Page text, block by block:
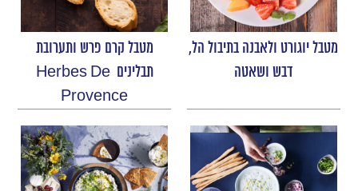
מטבל יוגורט ולאבנה בתיבול הל,
דבש ושאטה
מטבל קרם פרש ותערובת
תבלינים Herbes De
Provence